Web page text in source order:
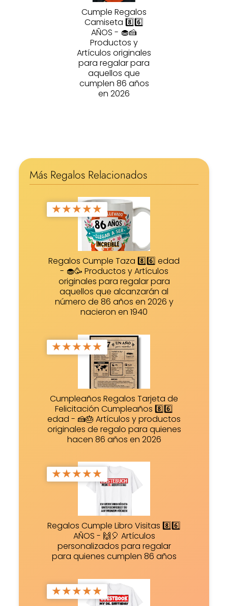
Cumple Regalos
Camiseta 8️⃣6️⃣
AÑOS - 🧁🍰
Productos y
Artículos originales
para regalar para
aquellos que
cumplen 86 años
en 2026
Más Regalos Relacionados
★★★★★
Regalos Cumple Taza 8️⃣6️⃣ edad
- 🧁🥳 Productos y Artículos
originales para regalar para
aquellos que alcanzarán al
número de 86 años en 2026 y
nacieron en 1940
★★★★★
Cumpleaños Regalos Tarjeta de
Felicitación Cumpleaños 8️⃣6️⃣
edad - 🍰🎂 Artículos y productos
originales de regalo para quienes
hacen 86 años en 2026
★★★★★
Regalos Cumple Libro Visitas 8️⃣6️⃣
AÑOS - 🙌🎈 Artículos
personalizados para regalar
para quienes cumplen 86 años
★★★★★